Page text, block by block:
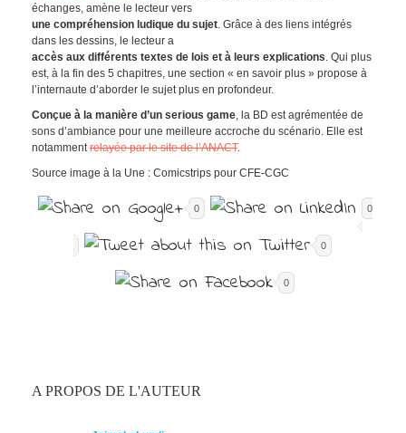
échanges, amène le lecteur vers
une compréhension ludique du sujet. Grâce à des liens intégrés
dans les dessins, le lecteur a
accès aux différents textes de lois et à leurs explications . Qui plus
est, à la fin des 5 chapitres, une section « en savoir plus » propose à
l’internaute d’aborder le sujet plus en profondeur.
Conçue à la manière d’un serious game, la BD est agrémentée de
sons d’ambiance pour une meilleure accroche du scénario. Elle est
notammentrelayée par le site de l’ANACT.
Source image à la Une : Comicstrips pour CFE-CGC
0 0
0
0
A PROPOS DE L'AUTEUR